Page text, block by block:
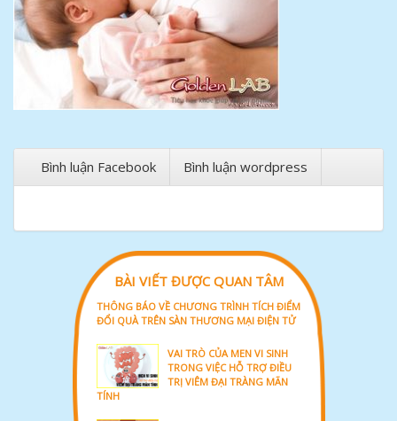
Bình luận Facebook Bình luận wordpress
BÀI VIẾT ĐƯỢC QUAN TÂM
THÔNG BÁO VỀ CHƯƠNG TRÌNH TÍCH ĐIỂM
ĐỔI QUÀ TRÊN SÀN THƯƠNG MẠI ĐIỆN TỬ
VAI TRÒ CỦA MEN VI SINH
TRONG VIỆC HỖ TRỢ ĐIỀU
TRỊ VIÊM ĐẠI TRÀNG MÃN
TÍNH